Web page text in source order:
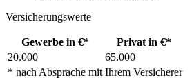
Versicherungswerte
Gewerbe in €* Privat in €*
* nach Absprache mit Ihrem Versicherer
20.000 65.000